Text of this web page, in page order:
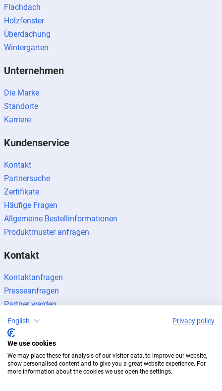
Flachdach
Holzfenster
Überdachung
Wintergarten
Unternehmen
Die Marke
Standorte
Karriere
Kundenservice
Kontakt
Partnersuche
Zertifikate
Häufige Fragen
Allgemeine Bestellinformationen
Produktmuster anfragen
Kontakt
Kontaktanfragen
Presseanfragen
Partner werden
ImpressumDatenschutzNewsletter
© 2026 BUG Aluminium-Systeme
English Privacy policy
We use cookies
We may place these for analysis of our visitor data, to improve our website,
show personalised content and to give you a great website experience. For
more information about the cookies we use open the settings.